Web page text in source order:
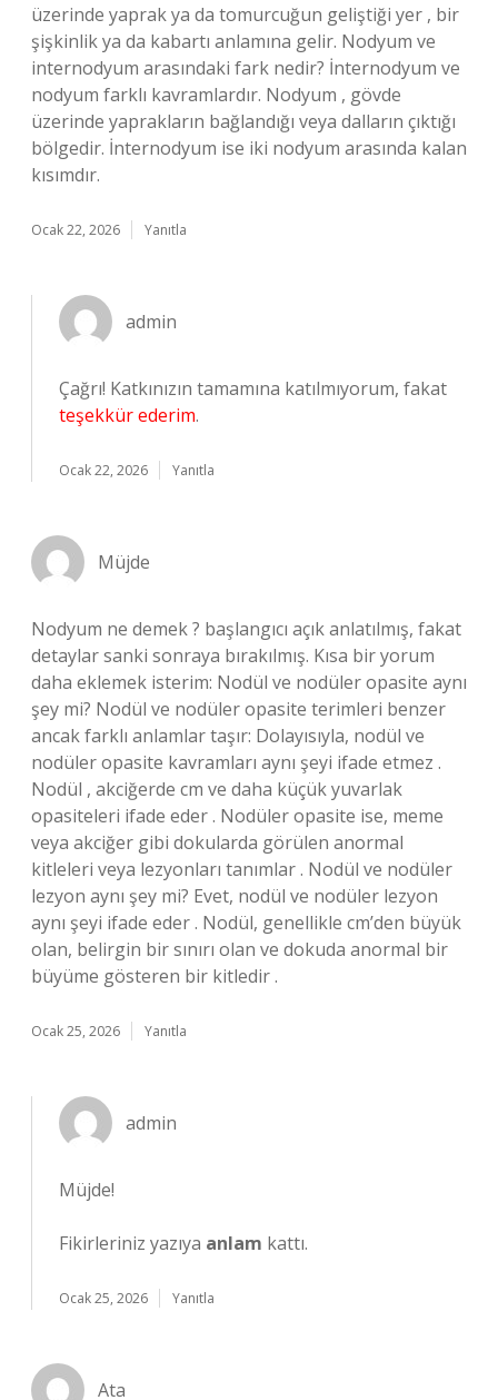
üzerinde yaprak ya da tomurcuğun geliştiği yer , bir
şişkinlik ya da kabartı anlamına gelir. Nodyum ve
internodyum arasındaki fark nedir? İnternodyum ve
nodyum farklı kavramlardır. Nodyum , gövde
üzerinde yaprakların bağlandığı veya dalların çıktığı
bölgedir. İnternodyum ise iki nodyum arasında kalan
kısımdır.
Ocak 22, 2026 Yanıtla
admin
Çağrı! Katkınızın tamamına katılmıyorum, fakat
teşekkür ederim.
Ocak 22, 2026 Yanıtla
Müjde
Nodyum ne demek ? başlangıcı açık anlatılmış, fakat
detaylar sanki sonraya bırakılmış. Kısa bir yorum
daha eklemek isterim: Nodül ve nodüler opasite aynı
şey mi? Nodül ve nodüler opasite terimleri benzer
ancak farklı anlamlar taşır: Dolayısıyla, nodül ve
nodüler opasite kavramları aynı şeyi ifade etmez .
Nodül , akciğerde cm ve daha küçük yuvarlak
opasiteleri ifade eder . Nodüler opasite ise, meme
veya akciğer gibi dokularda görülen anormal
kitleleri veya lezyonları tanımlar . Nodül ve nodüler
lezyon aynı şey mi? Evet, nodül ve nodüler lezyon
aynı şeyi ifade eder . Nodül, genellikle cm’den büyük
olan, belirgin bir sınırı olan ve dokuda anormal bir
büyüme gösteren bir kitledir .
Ocak 25, 2026 Yanıtla
admin
Müjde!
Fikirleriniz yazıya anlam kattı.
Ocak 25, 2026 Yanıtla
Ata